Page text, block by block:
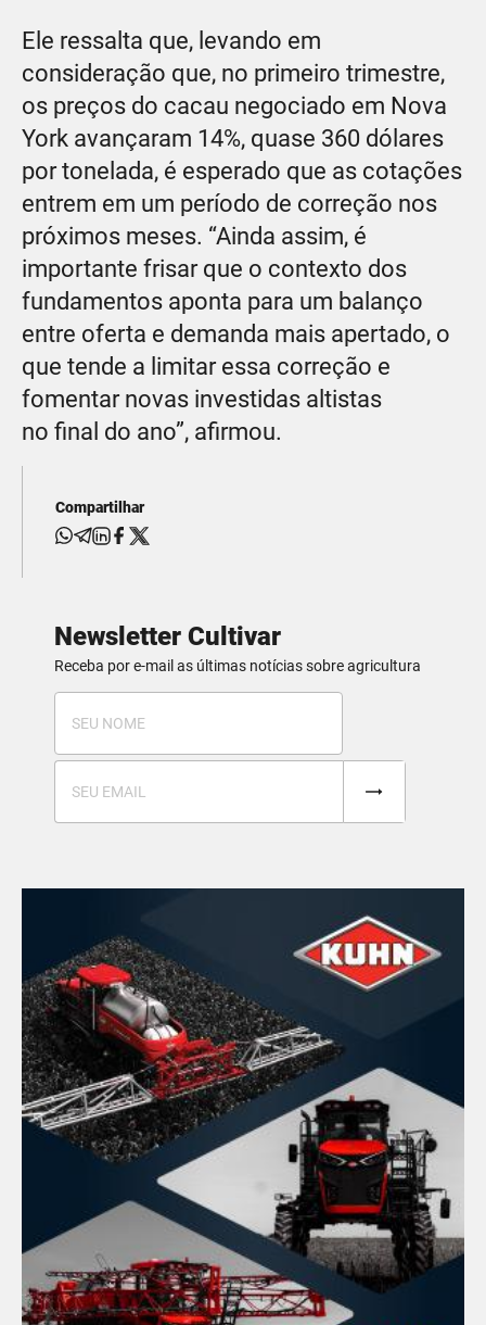
Ele ressalta que, levando em
consideração que, no primeiro trimestre,
os preços do cacau negociado em Nova
York avançaram 14%, quase 360 dólares
por tonelada, é esperado que as cotações
entrem em um período de correção nos
próximos meses. “Ainda assim, é
importante frisar que o contexto dos
fundamentos aponta para um balanço
entre oferta e demanda mais apertado, o
que tende a limitar essa correção e
fomentar novas investidas altistas
no final do ano”, afirmou.
Compartilhar
Newsletter Cultivar
Receba por e-mail as últimas notícias sobre agricultura